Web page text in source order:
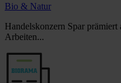
Bio & Natur
Handelskonzern Spar
Arbeiten...